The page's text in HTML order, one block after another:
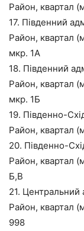
Район, квартал
17. Південний
Район, квартал
мкр. 1А
18. Південний
Район, квартал
мкр. 1Б
19. Південно-
Район, квартал
20. Південно-
Район, квартал
Б,В
21. Центральний
Район, квартал
998